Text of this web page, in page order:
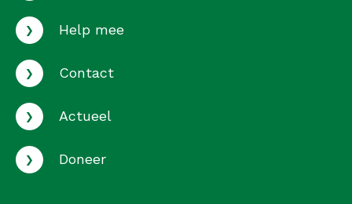
› Help mee
› Contact
› Actueel
› Doneer